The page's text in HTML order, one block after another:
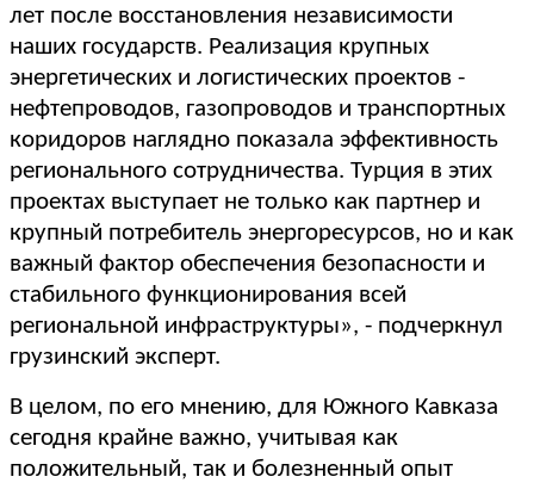
лет после восстановления независимости
наших государств. Реализация крупных
энергетических и логистических проектов -
нефтепроводов, газопроводов и транспортных
коридоров наглядно показала эффективность
регионального сотрудничества. Турция в этих
проектах выступает не только как партнер и
крупный потребитель энергоресурсов, но и как
важный фактор обеспечения безопасности и
стабильного функционирования всей
региональной инфраструктуры», - подчеркнул
грузинский эксперт.
В целом, по его мнению, для Южного Кавказа
сегодня крайне важно, учитывая как
положительный, так и болезненный опыт